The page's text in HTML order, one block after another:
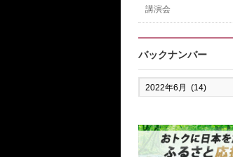
講演会
バックナンバー
バ
ッ
ン
バ